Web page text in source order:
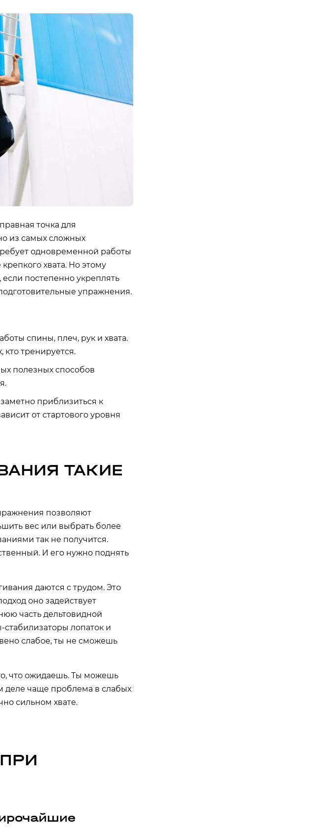
ВІДКРИТЕ ТРЕНУВАННЯ. YOGA
ROOFTOP. EPISODE 1
23 мая
🌳 Аутдор-зони
точка для
из самых сложных
одновременной работы
хвата. Но этому
постепенно укреплять
упражнения.
спины, плеч, рук и хвата.
тренируется.
полезных способов
приблизиться к
от стартового уровня
ТАКИЕ
позволяют
вес или выбрать более
так не получится.
И его нужно поднять
даются с трудом. Это
оно задействует
часть дельтовидной
лопаток и
слабое, ты не сможешь
что ожидаешь. Ты можешь
деле чаще проблема в слабых
сильном хвате.